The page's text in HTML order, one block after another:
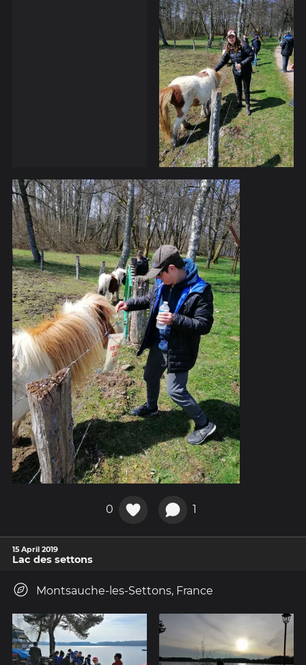
0 1
15 April 2019
Lac des settons
Montsauche-les-Settons, France